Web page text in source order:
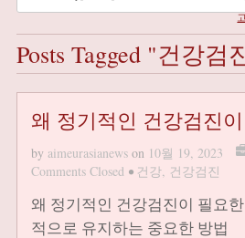
Posts Tagged "건강검
왜 정기적인 건강검진
by aimeurasianews on 10월 19, 2023
Comments Closed • 건강, 건강검진
왜 정기적인 건강검진이 필요
적으로 유지하는 중요한 방